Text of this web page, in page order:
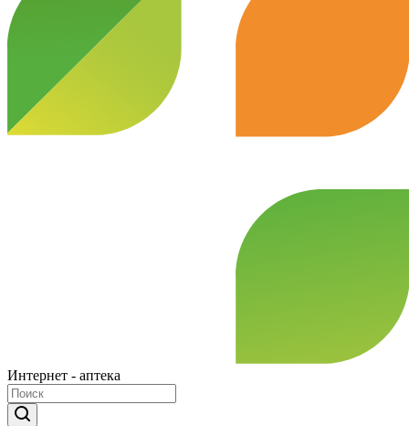
Интернет - аптека